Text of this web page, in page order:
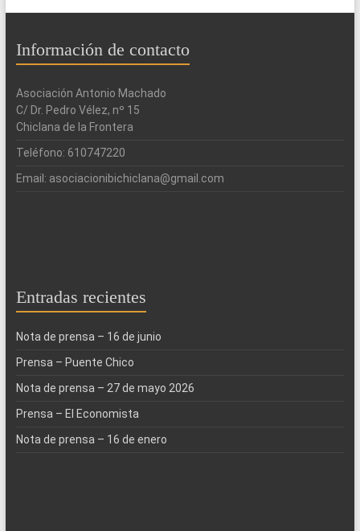
Información de contacto
Asociación Antonio Machado
C/ Dr. Pedro Vélez, nº 15
Chiclana de la Frontera
Teléfono: 610747220
Email: asociacionibichiclana@gmail.com
Entradas recientes
Nota de prensa – 16 de junio
Prensa – Puente Chico
Nota de prensa – 27 de mayo 2026
Prensa – El Economista
Nota de prensa – 16 de enero